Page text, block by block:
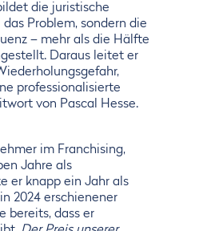
die juristische
Problem, sondern die
– mehr als die Hälfte
Daraus leitet er
professionalisierte
von Pascal Hesse.
im Franchising,
Jahre als
er knapp ein Jahr als
2024 erschienener
bereits, dass er